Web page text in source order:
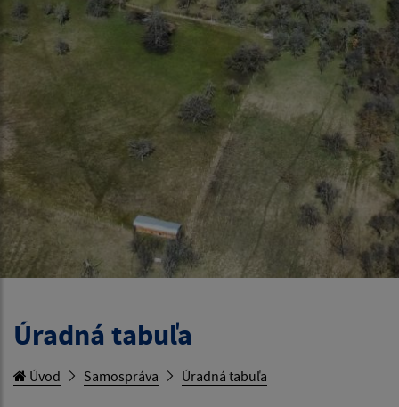
Úradná tabuľa
Úvod Samospráva Úradná tabuľa